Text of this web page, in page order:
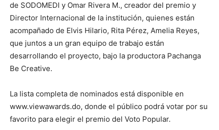
de SODOMEDI y Omar Rivera M., creador del premio y
Director Internacional de la institución, quienes están
acompañado de Elvis Hilario, Rita Pérez, Amelia Reyes,
que juntos a un gran equipo de trabajo están
desarrollando el proyecto, bajo la productora Pachanga
Be Creative.
La lista completa de nominados está disponible en
www.viewawards.do, donde el público podrá votar por su
favorito para elegir el premio del Voto Popular.